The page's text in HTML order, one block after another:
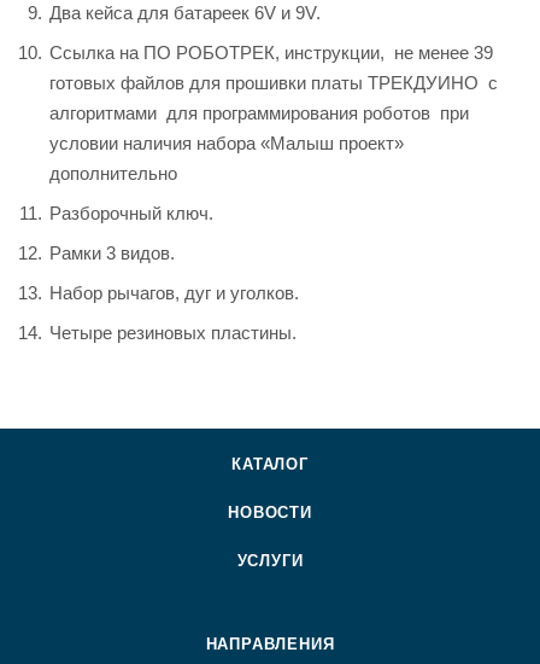
Два кейса для батареек 6V и 9V.
Ссылка на ПО РОБОТРЕК, инструкции, не менее 39
готовых файлов для прошивки платы ТРЕКДУИНО с
алгоритмами для программирования роботов при
условии наличия набора «Малыш проект»
дополнительно
Разборочный ключ.
Рамки 3 видов.
Набор рычагов, дуг и уголков.
Четыре резиновых пластины.
КАТАЛОГ
НОВОСТИ
УСЛУГИ
НАПРАВЛЕНИЯ